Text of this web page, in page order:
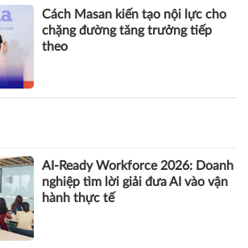
Cách Masan kiến tạo nội lực cho
chặng đường tăng trưởng tiếp
theo
AI-Ready Workforce 2026: Doanh
nghiệp tìm lời giải đưa AI vào vận
hành thực tế